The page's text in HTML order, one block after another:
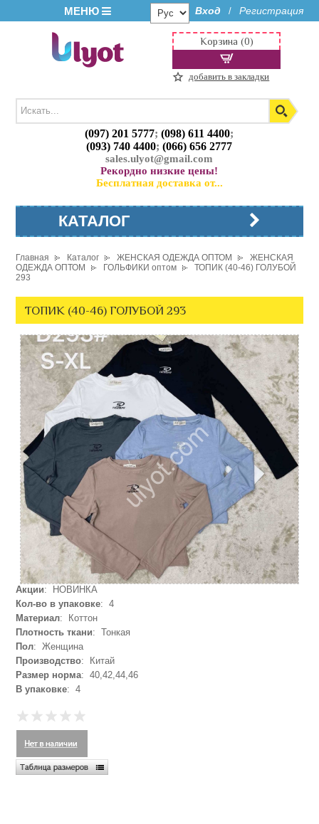
МЕНЮ Вход / Регистрация
(097) 201 5777;(098) 611 4400;
(093) 740 4400;(066) 656 2777
sales.ulyot@gmail.com
Рекордно низкие цены!
Бесплатная доставка от...
Корзина (0)
добавить в закладки
КАТАЛОГ
Главная Каталог ЖЕНСКАЯ ОДЕЖДА ОПТОМ
ЖЕНСКАЯ
ОДЕЖДА ОПТОМ
ГОЛЬФИКИ оптом
ТОПИК (40-46) ГОЛУБОЙ
293
ТОПИК (40-46) ГОЛУБОЙ 293
Акции: НОВИНКА
Кол-во в упаковке: 4
Материал: Коттон
Плотность ткани: Тонкая
Пол: Женщина
Производство: Китай
Размер норма: 40,42,44,46
В упаковке: 4